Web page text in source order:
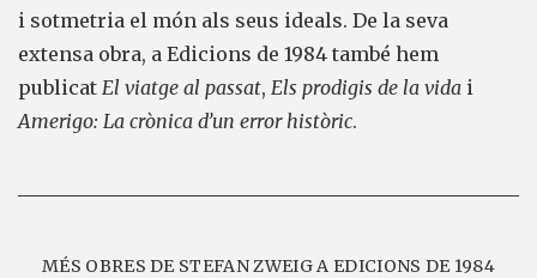
i sotmetria el món als seus ideals. De la seva
extensa obra, a Edicions de 1984 també hem
publicat El viatge al passat, Els prodigis de la vida i
Amerigo: La crònica d’un error històric.
MÉS OBRES DE STEFAN ZWEIG A EDICIONS DE 1984